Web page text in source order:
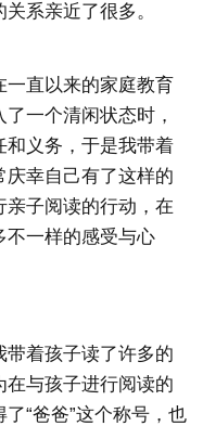
系亲近了很多。
一直以来的家庭教育
一个清闲状态时，
和义务，于是我带着
幸自己有了这样的
子阅读的行动，在
不一样的感受与心
着孩子读了许多的
与孩子进行阅读的
“爸爸”这个称号，也